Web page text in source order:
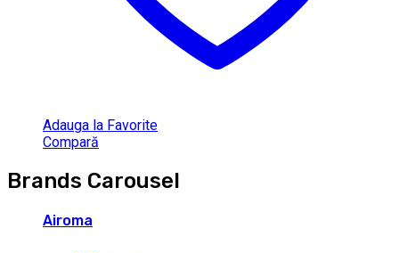
Adauga la Favorite
Compară
Brands Carousel
Airoma